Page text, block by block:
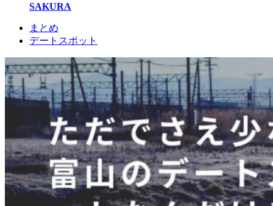
SAKURA
まとめ
デートスポット